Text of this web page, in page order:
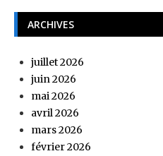
ARCHIVES
juillet 2026
juin 2026
mai 2026
avril 2026
mars 2026
février 2026